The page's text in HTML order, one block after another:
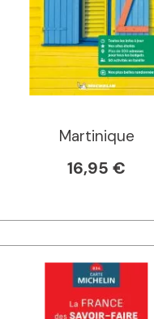
Martinique
16,95 €